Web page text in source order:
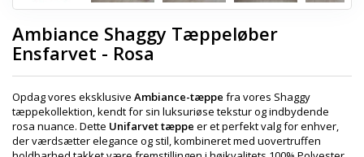
Ambiance Shaggy Tæppeløber
Ensfarvet - Rosa
Opdag vores eksklusive Ambiance-tæppe fra vores Shaggy
tæppekollektion, kendt for sin luksuriøse tekstur og indbydende
rosa nuance. Dette Unifarvet tæppe er et perfekt valg for enhver,
der værdsætter elegance og stil, kombineret med uovertruffen